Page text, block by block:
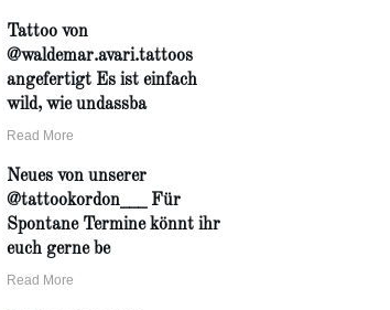
Tattoo von
@waldemar.avari.tattoos
angefertigt Es ist einfach
wild, wie undassba
Read More
Neues von unserer
@tattookordon___ Für
Spontane Termine könnt ihr
euch gerne be
Read More